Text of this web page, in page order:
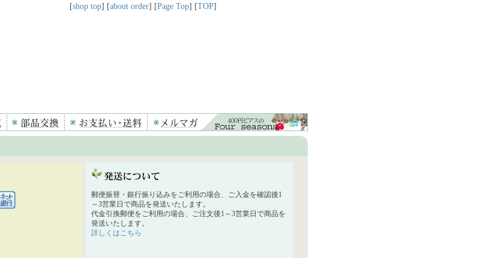
[shop top] [about order] [Page Top] [TOP]
郵便振替・銀行振り込みをご利用の場合、ご入金を確認後1
～3営業日で商品を発送いたします。
代金引換郵便をご利用の場合、ご注文後1～3営業日で商品を
発送いたします。
詳しくはこちら